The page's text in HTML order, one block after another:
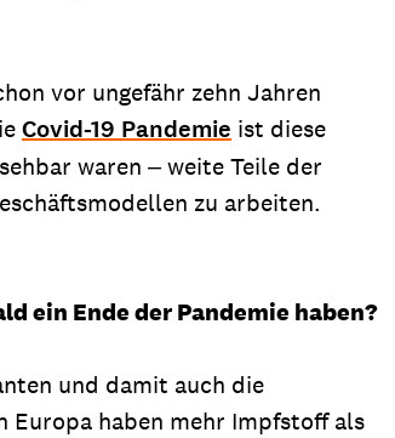
vor ungefähr zehn Jahren
Covid-19 Pandemie ist diese
waren ‒ weite Teile der
zu arbeiten.
ein Ende der Pandemie haben?
und damit auch die
Europa haben mehr Impfstoff als